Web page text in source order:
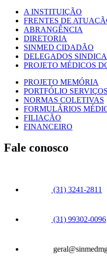
A INSTITUIÇÃO
FRENTES DE
ABRANGÊNCIA
DIRETORIA
SINMED CIDADÃO
DELEGADOS
PROJETO MÉDICOS
PROJETO MEMÓRIA
PORTFÓLIO SERVIÇOS
NORMAS COLETIVAS
FORMULÁRIOS
FILIAÇÃO
FINANCEIRO
Fale conosco
(31) 3241-2811
(31) 99302-0096